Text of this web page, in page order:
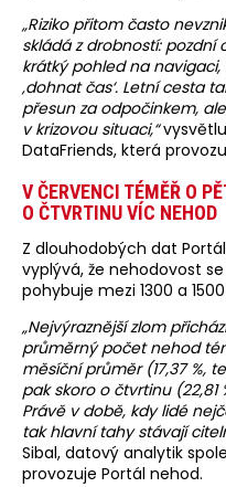
„Riziko přitom často
skládá z drobností: pozdní
krátký pohled na
‚dohnat čas‘. Letní cesta
přesun za odpočinkem,
v krizovou situaci,“
DataFriends, která
V ČERVENCI TÉMĚŘ O
O ČTVRTINU VÍC NEHOD
Z dlouhodobých dat
vyplývá, že nehodovost
pohybuje mezi 1300 a
„Nejvýraznější zlom
průměrný počet nehod
měsíční průměr (17,37 %,
pak skoro o čtvrtinu (22,81
Právě v době, kdy lidé
tak hlavní tahy stávají
Sibal, datový analytik
provozuje Portál nehod.